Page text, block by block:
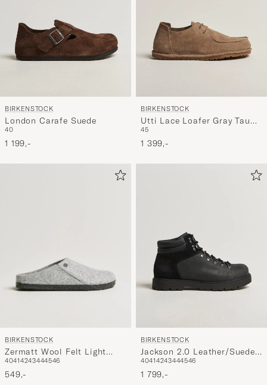
BIRKENSTOCK
London Carafe Suede
40
1 199,-
BIRKENSTOCK
Utti Lace Loafer Gray Taupe
Suede
45
1 399,-
BIRKENSTOCK
Zermatt Wool Felt Light
Grey
40414243444546
549,-
BIRKENSTOCK
Jackson 2.0 Leather/Suede
Boot Black
40414243444546
1 799,-